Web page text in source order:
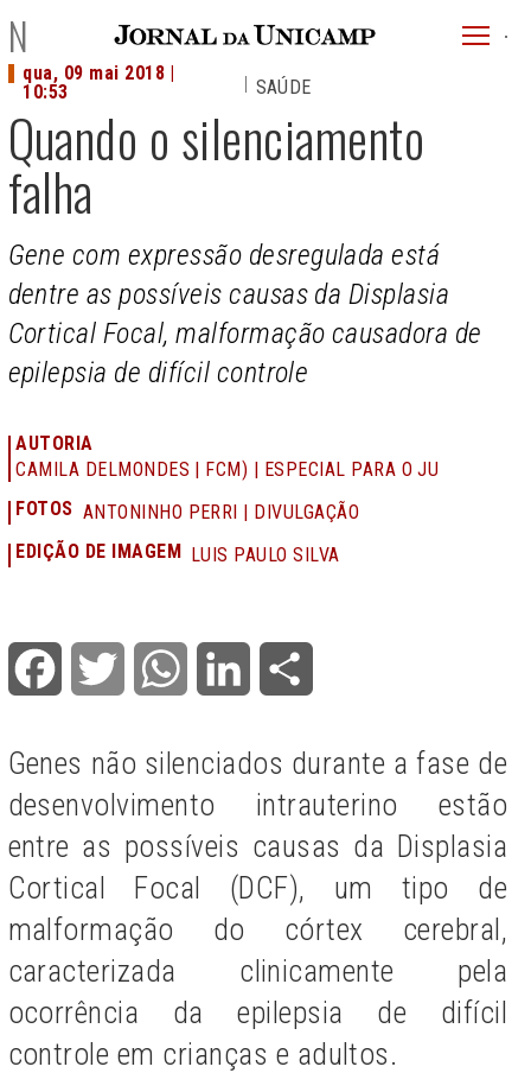
JU
NOTÍCIAS
Quando o silenciamento
falha
qua, 09 mai 2018 |
10:53
SAÚDE
Gene com expressão desregulada está
dentre as possíveis causas da Displasia
Cortical Focal, malformação causadora de
epilepsia de difícil controle
AUTORIA
CAMILA DELMONDES | FCM) | ESPECIAL PARA O JU
FOTOS ANTONINHO PERRI | DIVULGAÇÃO
EDIÇÃO DE IMAGEM LUIS PAULO SILVA
Facebook Twitter WhatsApp LinkedIn
Genes não silenciados durante a fase de
desenvolvimento intrauterino estão
entre as possíveis causas da Displasia
Cortical Focal (DCF), um tipo de
malformação do córtex cerebral,
caracterizada clinicamente pela
ocorrência da epilepsia de difícil
controle em crianças e adultos.